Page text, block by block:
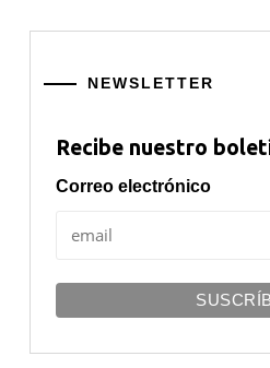
NEWSLETTER
Recibe nuestro
Correo electrónico